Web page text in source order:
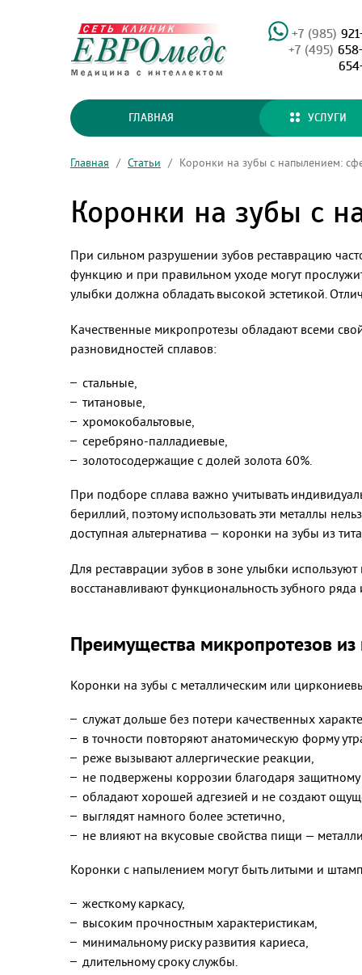
+7 (985)
+7 (495)
ГЛАВНАЯ УСЛУГИ
Главная / Статьи / Коронки на зубы с напылением:
Коронки на зубы с
При сильном разрушении зубов реставрацию
функцию и при правильном уходе могут
улыбки должна обладать высокой эстетикой.
Качественные микропротезы обладают всеми
разновидностей сплавов:
стальные,
титановые,
хромокобальтовые,
серебряно-палладиевые,
золотосодержащие с долей золота 60%.
При подборе сплава важно учитывать
бериллий, поэтому использовать эти металлы
доступная альтернатива — коронки на зубы из
Для реставрации зубов в зоне улыбки
восстанавливают функциональность зубного
Преимущества микропротезов из
Коронки на зубы с металлическим или
служат дольше без потери качественных
в точности повторяют анатомическую форму
реже вызывают аллергические реакции,
не подвержены коррозии благодаря
обладают хорошей адгезией и не создают
выглядят намного более эстетично,
не влияют на вкусовые свойства пищи —
Коронки с напылением могут быть литыми и
жесткому каркасу,
высоким прочностным характеристикам,
минимальному риску развития кариеса,
длительному сроку службы.